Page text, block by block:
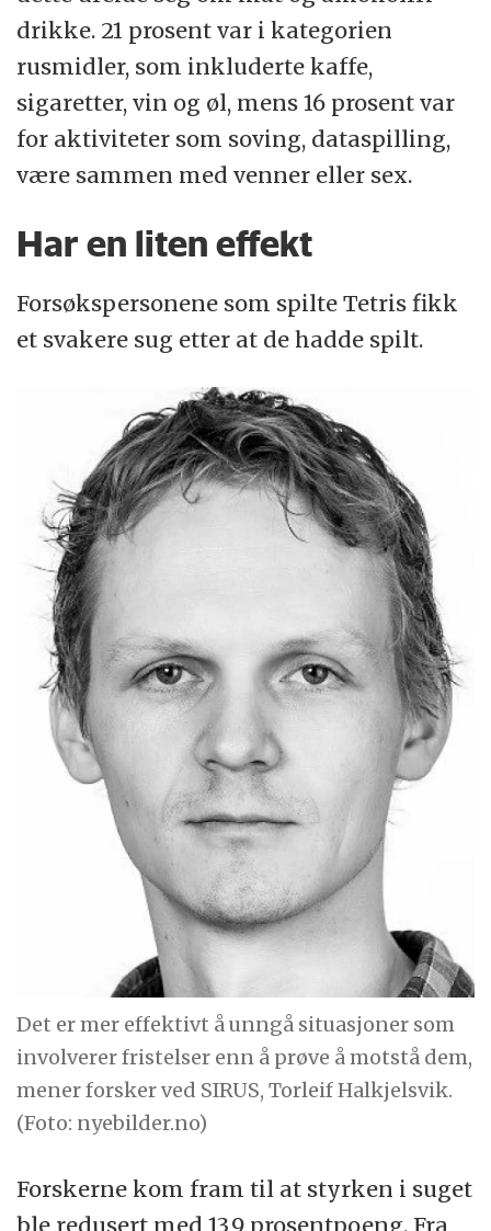
drikke. 21 prosent var i kategorien
rusmidler, som inkluderte kaffe,
sigaretter, vin og øl, mens 16 prosent var
for aktiviteter som soving, dataspilling,
være sammen med venner eller sex.
Har en liten effekt
Forsøkspersonene som spilte Tetris fikk
et svakere sug etter at de hadde spilt.
Det er mer effektivt å unngå situasjoner som
involverer fristelser enn å prøve å motstå dem,
mener forsker ved SIRUS, Torleif Halkjelsvik.
(Foto: nyebilder.no)
Forskerne kom fram til at styrken i suget
ble redusert med 13,9 prosentpoeng. Fra